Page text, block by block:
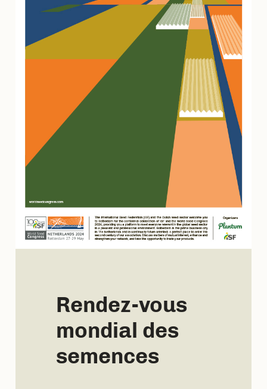
Rendez-vous
mondial des
semences